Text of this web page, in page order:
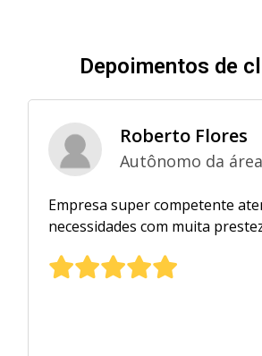
Depoimentos de
Rebeca e Junior
Real Tenis Clube
Ficamos muito satisfeitos com
projeto e das luminárias.
atendidos em todas as vezes. A